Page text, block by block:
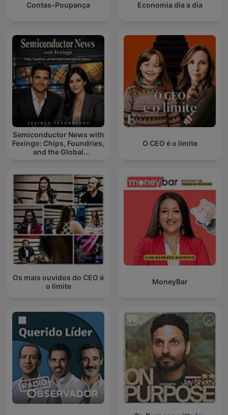
Contas-Poupança Economia dia a dia
Semiconductor News with
Fexingo: Chips, Foundries,
and the Global
O CEO é o limite
Os mais ouvidos do CEO é
o limite
MoneyBar